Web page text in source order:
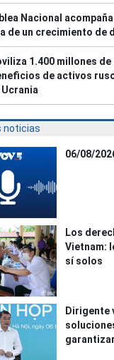
Nacional
de un crecimiento de
1.400 millones
de activos
Ucrania
noticias
06/08/
Los
Vietnam:
sí solos
Dirigente